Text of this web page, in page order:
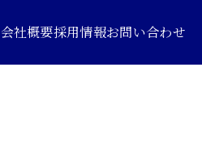
会社概要採用情報お問い合わせ